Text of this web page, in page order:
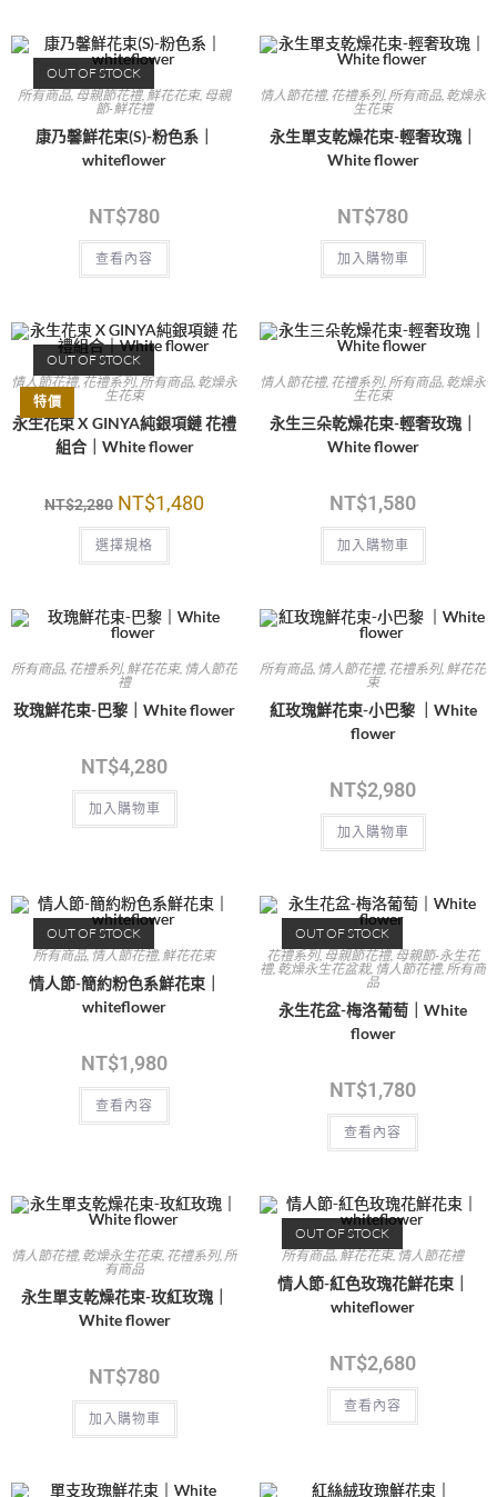
OUT OF STOCK
所有商品, 母親節花禮, 鮮花花束, 母親
節-鮮花禮
康乃馨鮮花束(S)-粉色系｜
whiteflower
NT$780
查看內容
情人節花禮, 花禮系列,所有商品, 乾燥永
生花束
永生單支乾燥花束-輕奢玫瑰｜
White flower
NT$780
加入購物車
OUT OF STOCK
特價
情人節花禮, 花禮系列,所有商品, 乾燥永
生花束
永生花束 X GINYA純銀項鏈 花禮
組合｜White flower
NT$2,280 NT$1,480
選擇規格
情人節花禮, 花禮系列,所有商品, 乾燥永
生花束
永生三朵乾燥花束-輕奢玫瑰｜
White flower
NT$1,580
加入購物車
所有商品, 花禮系列, 鮮花花束, 情人節花
禮
玫瑰鮮花束-巴黎｜White flower
NT$4,280
加入購物車
所有商品, 情人節花禮, 花禮系列, 鮮花花
束
紅玫瑰鮮花束-小巴黎 ｜White
flower
NT$2,980
加入購物車
OUT OF STOCK
所有商品, 情人節花禮, 鮮花花束
情人節-簡約粉色系鮮花束｜
whiteflower
NT$1,980
查看內容
OUT OF STOCK
花禮系列, 母親節花禮, 母親節-永生花
禮, 乾燥永生花盆栽, 情人節花禮,所有商
品
永生花盆-梅洛葡萄｜White
flower
NT$1,780
查看內容
情人節花禮, 乾燥永生花束, 花禮系列,所
有商品
永生單支乾燥花束-玫紅玫瑰｜
White flower
NT$780
加入購物車
OUT OF STOCK
所有商品, 鮮花花束, 情人節花禮
情人節-紅色玫瑰花鮮花束｜
whiteflower
NT$2,680
查看內容